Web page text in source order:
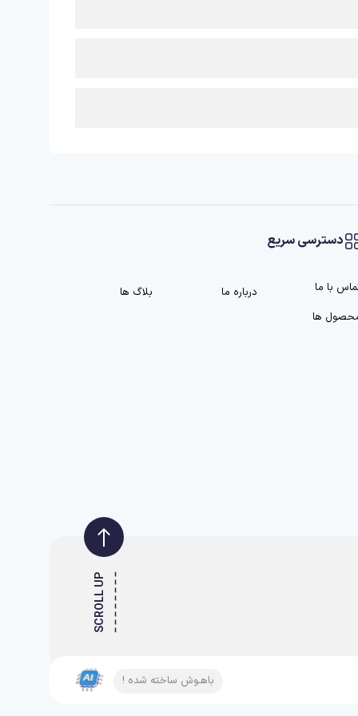
دسترسی سریع
با ما درباره ما
بلاگ ها
ها
SCROLL UP
باهـوش ساخته شده !